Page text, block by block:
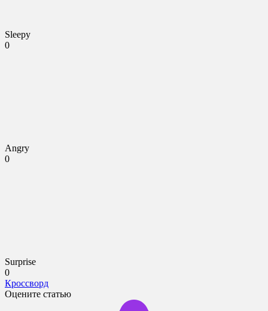
Sleepy
0
Angry
0
Surprise
0
Кроссворд
Оцените статью